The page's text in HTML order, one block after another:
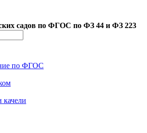
садов по ФГОC по ФЗ 44 и ФЗ 223
по ФГОС
качели